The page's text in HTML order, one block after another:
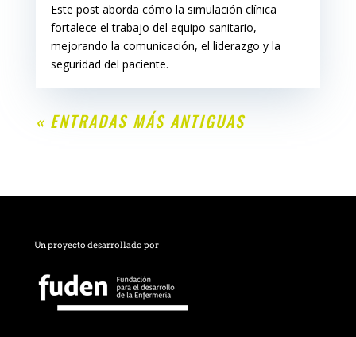
Este post aborda cómo la simulación clínica
fortalece el trabajo del equipo sanitario,
mejorando la comunicación, el liderazgo y la
seguridad del paciente.
« ENTRADAS MÁS ANTIGUAS
Un proyecto desarrollado por